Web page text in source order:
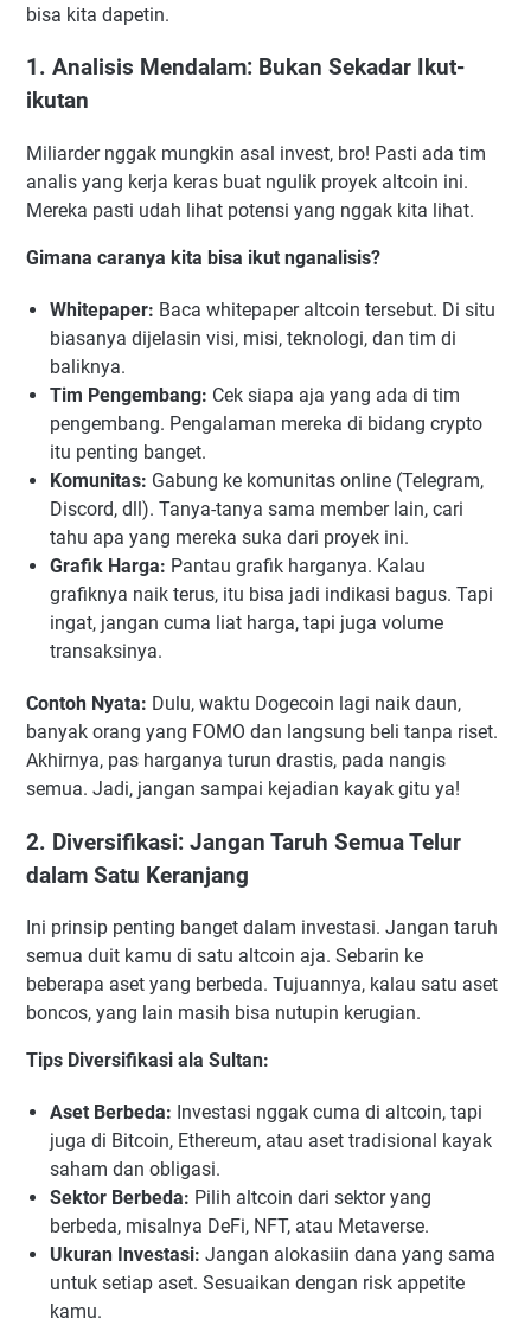
bisa kita dapetin.
1. Analisis Mendalam: Bukan Sekadar Ikut-
ikutan
Miliarder nggak mungkin asal invest, bro! Pasti ada tim
analis yang kerja keras buat ngulik proyek altcoin ini.
Mereka pasti udah lihat potensi yang nggak kita lihat.
Gimana caranya kita bisa ikut nganalisis?
Whitepaper: Baca whitepaper altcoin tersebut. Di situ
biasanya dijelasin visi, misi, teknologi, dan tim di
baliknya.
Tim Pengembang: Cek siapa aja yang ada di tim
pengembang. Pengalaman mereka di bidang crypto
itu penting banget.
Komunitas: Gabung ke komunitas online (Telegram,
Discord, dll). Tanya-tanya sama member lain, cari
tahu apa yang mereka suka dari proyek ini.
Grafik Harga: Pantau grafik harganya. Kalau
grafiknya naik terus, itu bisa jadi indikasi bagus. Tapi
ingat, jangan cuma liat harga, tapi juga volume
transaksinya.
Contoh Nyata: Dulu, waktu Dogecoin lagi naik daun,
banyak orang yang FOMO dan langsung beli tanpa riset.
Akhirnya, pas harganya turun drastis, pada nangis
semua. Jadi, jangan sampai kejadian kayak gitu ya!
2. Diversifikasi: Jangan Taruh Semua Telur
dalam Satu Keranjang
Ini prinsip penting banget dalam investasi. Jangan taruh
semua duit kamu di satu altcoin aja. Sebarin ke
beberapa aset yang berbeda. Tujuannya, kalau satu aset
boncos, yang lain masih bisa nutupin kerugian.
Tips Diversifikasi ala Sultan:
Aset Berbeda: Investasi nggak cuma di altcoin, tapi
juga di Bitcoin, Ethereum, atau aset tradisional kayak
saham dan obligasi.
Sektor Berbeda: Pilih altcoin dari sektor yang
berbeda, misalnya DeFi, NFT, atau Metaverse.
Ukuran Investasi: Jangan alokasiin dana yang sama
untuk setiap aset. Sesuaikan dengan risk appetite
kamu.